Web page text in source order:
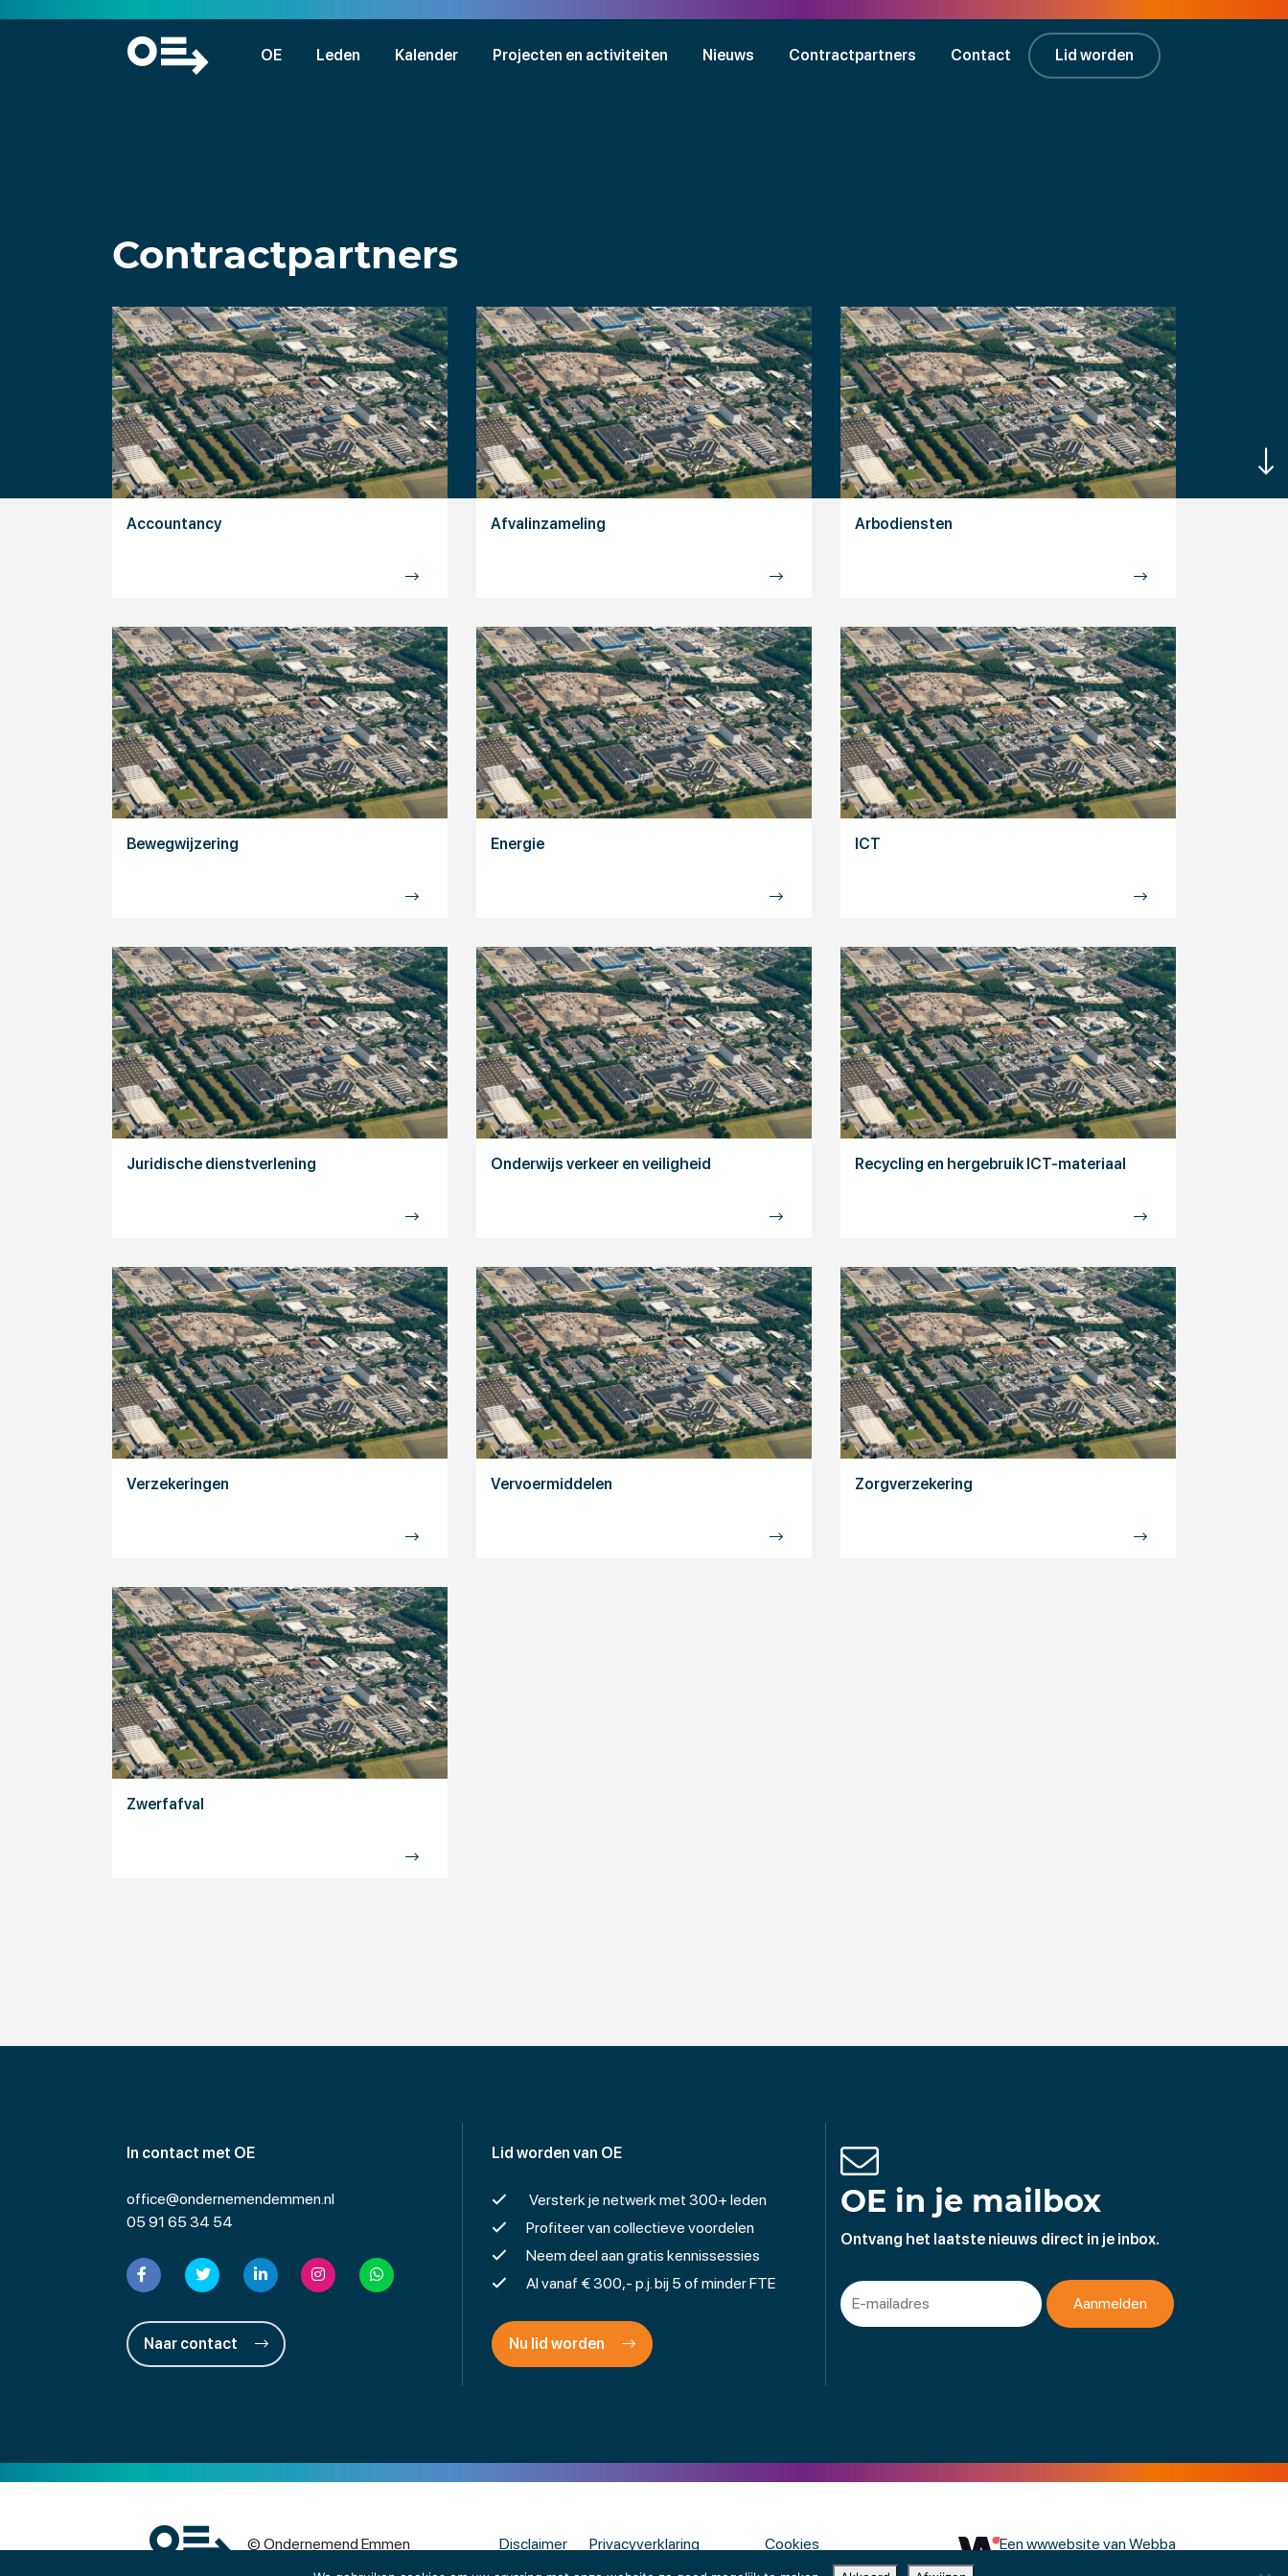
OE Leden Kalender Projecten en activiteiten Nieuws Contractpartners Contact Lid worden
Contractpartners
Accountancy Afvalinzameling Arbodiensten
Bewegwijzering Energie ICT
Juridische dienstverlening Onderwijs verkeer en veiligheid Recycling en hergebruik ICT-materiaal
Verzekeringen Vervoermiddelen Zorgverzekering
Zwerfafval
In contact met OE
office@ondernemendemmen.nl
05 91 65 34 54
Naar contact
Lid worden van OE
Versterk je netwerk met 300+ leden
Profiteer van collectieve voordelen
Neem deel aan gratis kennissessies
Al vanaf € 300,- p.j. bij 5 of minder FTE
Nu lid worden
OE in je mailbox
Ontvang het laatste nieuws direct in je inbox.
© Ondernemend Emmen Disclaimer Privacyverklaring Cookies Een wwwebsite van Webba